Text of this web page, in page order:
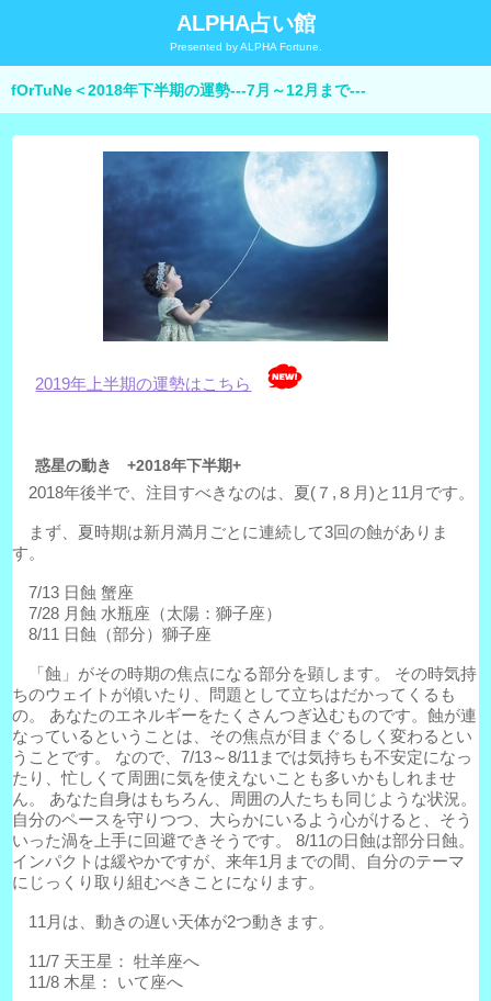
ALPHA占い館
Presented by ALPHA Fortune.
fOrTuNe＜2018年下半期の運勢---7月～12月まで---
2019年上半期の運勢はこちら
惑星の動き +2018年下半期+
2018年後半で、注目すべきなのは、夏(７,８月)と11月です。
まず、夏時期は新月満月ごとに連続して3回の蝕がありま
す。
7/13 日蝕 蟹座
7/28 月蝕 水瓶座（太陽：獅子座）
8/11 日蝕（部分）獅子座
「蝕」がその時期の焦点になる部分を顕します。 その時気持
ちのウェイトが傾いたり、問題として立ちはだかってくるも
の。 あなたのエネルギーをたくさんつぎ込むものです。蝕が連
なっているということは、その焦点が目まぐるしく変わるとい
うことです。 なので、7/13～8/11までは気持ちも不安定になっ
たり、忙しくて周囲に気を使えないことも多いかもしれませ
ん。 あなた自身はもちろん、周囲の人たちも同じような状況。
自分のペースを守りつつ、大らかにいるよう心がけると、そう
いった渦を上手に回避できそうです。 8/11の日蝕は部分日蝕。
インパクトは緩やかですが、来年1月までの間、自分のテーマ
にじっくり取り組むべきことになります。
11月は、動きの遅い天体が2つ動きます。
11/7 天王星： 牡羊座へ
11/8 木星： いて座へ